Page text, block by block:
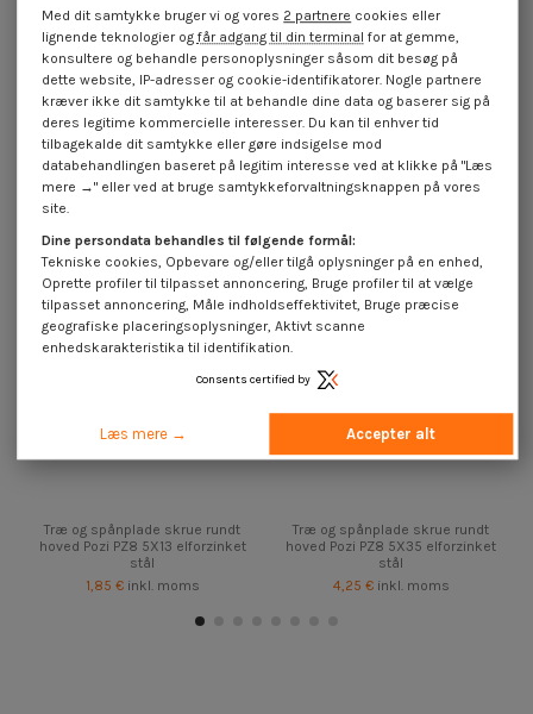
Anmeldelser (0)
16 andre varer i den samme kategori:
Træ og spånplade skrue rundt
hoved Pozi PZ8 5X13 elforzinket
stål
1,85 € inkl. moms
Træ og spånplade skrue rundt
hoved Pozi PZ8 5X35 elforzinket
stål
4,25 € inkl. moms
Med dit samtykke bruger vi og vores 2 partnere cookies eller
lignende teknologier ogfår adgang til din terminal for at gemme,
konsultere og behandle personoplysninger såsom dit besøg på
dette website, IP-adresser og cookie-identifikatorer. Nogle partnere
kræver ikke dit samtykke til at behandle dine data og baserer sig på
deres legitime kommercielle interesser. Du kan til enhver tid
tilbagekalde dit samtykke eller gøre indsigelse mod
databehandlingen baseret på legitim interesse ved at klikke på "Læs
mere →" eller ved at bruge samtykkeforvaltningsknappen på vores
site.
Dine persondata behandles til følgende formål:
Tekniske cookies, Opbevare og/eller tilgå oplysninger på en enhed,
Oprette profiler til tilpasset annoncering, Bruge profiler til at vælge
tilpasset annoncering, Måle indholdseffektivitet, Bruge præcise
geografiske placeringsoplysninger, Aktivt scanne
enhedskarakteristika til identifikation.
Consents certified by
Læs mere → Accepter alt